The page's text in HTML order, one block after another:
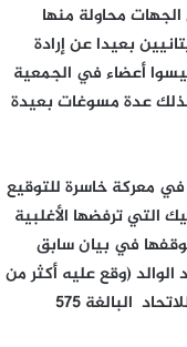
محاولة منها
بعيدا عن إرادة
أعضاء في الجمعية
لذلك عدة مسوغات بعيدة
معركة خاسرة للتوقيع
التي ترفضها الأغلبية
في بيان سابق
الوالد (وقع عليه أكثر من
خمسمائة عضو من أعضاء الجمعية العامة للاتحاد البالغة 575